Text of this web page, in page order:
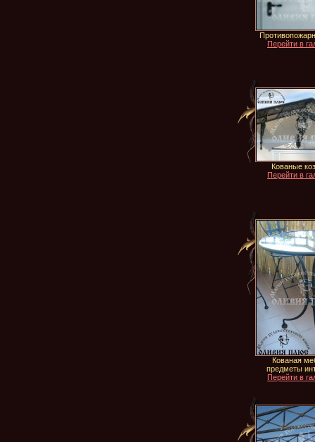
Перейти в
Кованые
Перейти в
Кованая
предметы
Перейти в